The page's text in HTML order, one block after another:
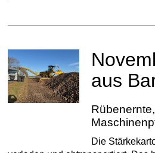
aus
Die